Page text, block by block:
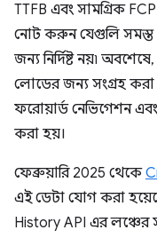
TTFB এবং সামগ্রিক
নোট করুন যেগুলি সমস্ত
জন্য নির্দিষ্ট নয়৷
লোডের জন্য সংগ্রহ করা
ফরোয়ার্ড নেভিগেশন এবং
করা হয়।
ফেব্রুয়ারি 2025 থেকে
এই ডেটা যোগ করা
History API এর লঞ্চের